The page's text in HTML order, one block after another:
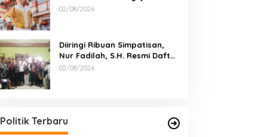
Balik Ibu Kota Industri Jawa…
02/08/2026
Diiringi Ribuan Simpatisan,
Nur Fadilah, S.H. Resmi Daftar
sebagai Bakal Calon Kepala
02/08/2026
Politik Terbaru